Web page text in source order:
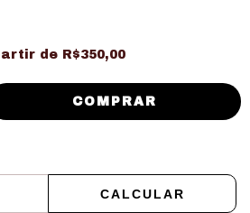
de R$350,00
CALCULAR